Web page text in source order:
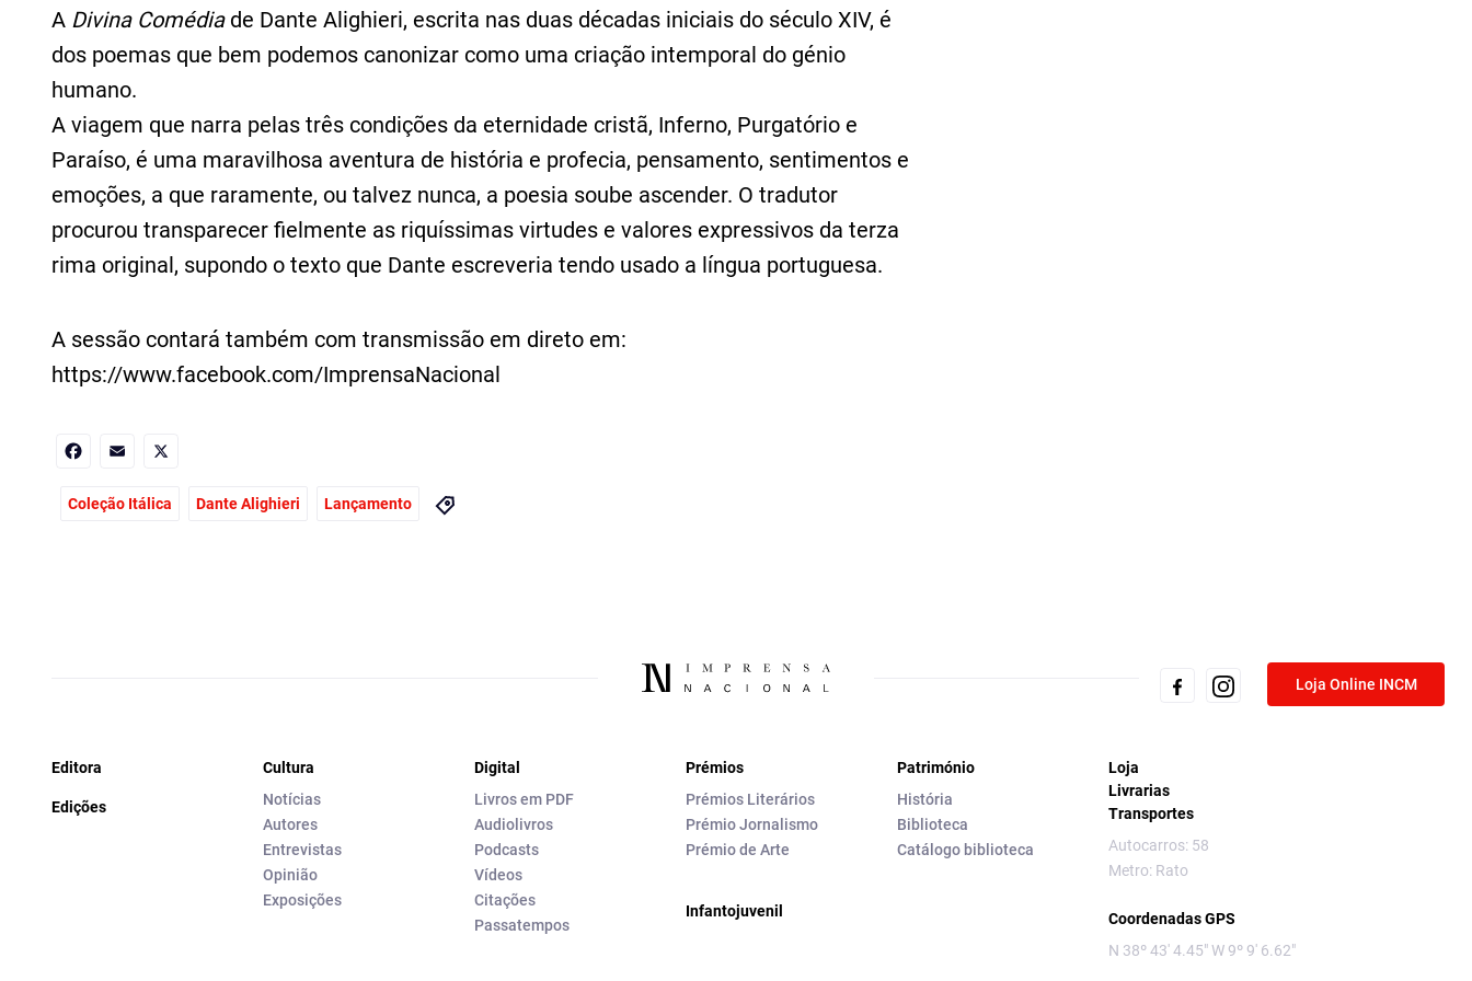
A Divina Comédiade Dante Alighieri, escrita nas duas décadas iniciais do século XIV, é
dos poemas que bem podemos canonizar como uma criação intemporal do génio
humano.
A viagem que narra pelas três condições da eternidade cristã, Inferno, Purgatório e
Paraíso, é uma maravilhosa aventura de história e profecia, pensamento, sentimentos e
emoções, a que raramente, ou talvez nunca, a poesia soube ascender. O tradutor
procurou transparecer fielmente as riquíssimas virtudes e valores expressivos da terza
rima original, supondo o texto que Dante escreveria tendo usado a língua portuguesa.
A sessão contará também com transmissão em direto em:
https://www.facebook.com/ImprensaNacional
Facebook
Email
X
Coleção Itálica Dante Alighieri Lançamento
Loja Online INCM
Editora
Edições
Cultura
Notícias
Autores
Entrevistas
Opinião
Exposições
Digital
Livros em PDF
Audiolivros
Podcasts
Vídeos
Citações
Passatempos
Prémios
Prémios Literários
Prémio Jornalismo
Prémio de Arte
Infantojuvenil
Património
História
Biblioteca
Catálogo biblioteca
Loja
Livrarias
Transportes
Autocarros: 58
Metro: Rato
Coordenadas GPS
N 38º 43' 4.45" W 9º 9' 6.62"